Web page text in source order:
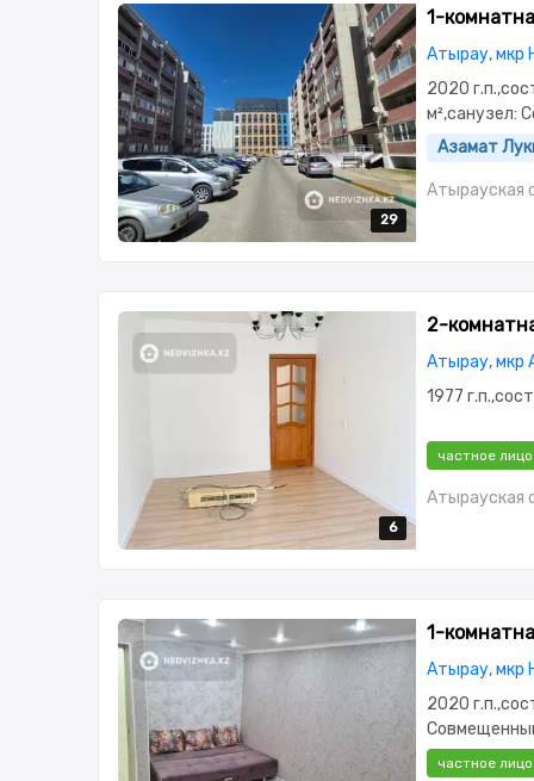
29
29
29
29
29
1-
Атырау, мкр
2020
м²,санузел:
Азамат
Атырауская
6
6
6
6
6
2-
Атырау, мкр
1977
частное лицо
Атырауская
1-
Атырау, мкр
2020
частное лицо